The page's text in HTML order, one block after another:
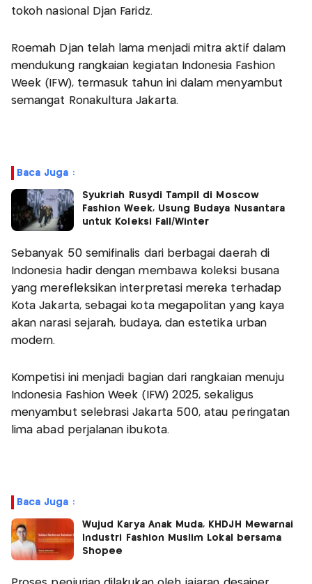
tokoh nasional Djan Faridz.
Roemah Djan telah lama menjadi mitra aktif dalam
mendukung rangkaian kegiatan Indonesia Fashion
Week (IFW), termasuk tahun ini dalam menyambut
semangat Ronakultura Jakarta.
Baca Juga :
Syukriah Rusydi Tampil di Moscow
Fashion Week, Usung Budaya Nusantara
untuk Koleksi Fall/Winter
Sebanyak 50 semifinalis dari berbagai daerah di
Indonesia hadir dengan membawa koleksi busana
yang merefleksikan interpretasi mereka terhadap
Kota Jakarta, sebagai kota megapolitan yang kaya
akan narasi sejarah, budaya, dan estetika urban
modern.
Kompetisi ini menjadi bagian dari rangkaian menuju
Indonesia Fashion Week (IFW) 2025, sekaligus
menyambut selebrasi Jakarta 500, atau peringatan
lima abad perjalanan ibukota.
Baca Juga :
Wujud Karya Anak Muda, KHDJH Mewarnai
Industri Fashion Muslim Lokal bersama
Shopee